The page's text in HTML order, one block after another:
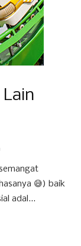
😅) baik
adal...